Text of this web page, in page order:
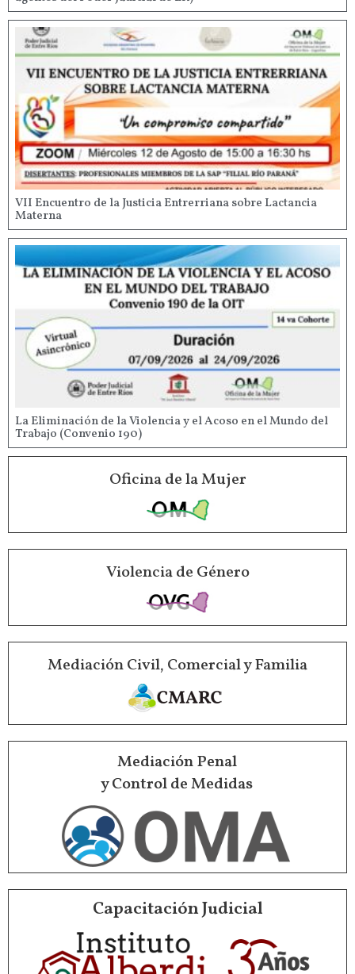
VII Encuentro de la Justicia Entrerriana sobre Lactancia
Materna
La Eliminación de la Violencia y el Acoso en el Mundo del
Trabajo (Convenio 190)
Oficina de la Mujer
Violencia de Género
Mediación Civil, Comercial y Familia
Mediación Penal
y Control de Medidas
Capacitación Judicial